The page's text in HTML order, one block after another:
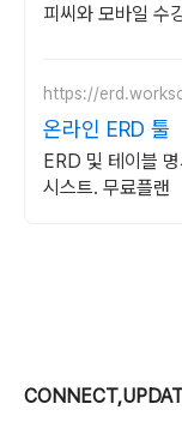
피씨와 모바일 수
https://
온라인 ERD 툴
ERD 및 테이블
시스트. 무료플랜